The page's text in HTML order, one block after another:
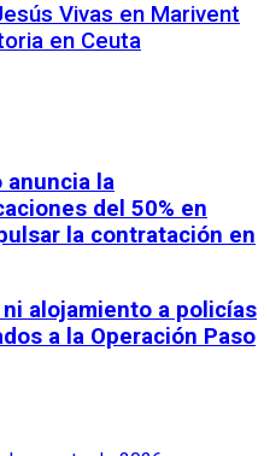
Vivas en Marivent
en Ceuta
anuncia la
del 50% en
la contratación en
alojamiento a policías
a la Operación Paso